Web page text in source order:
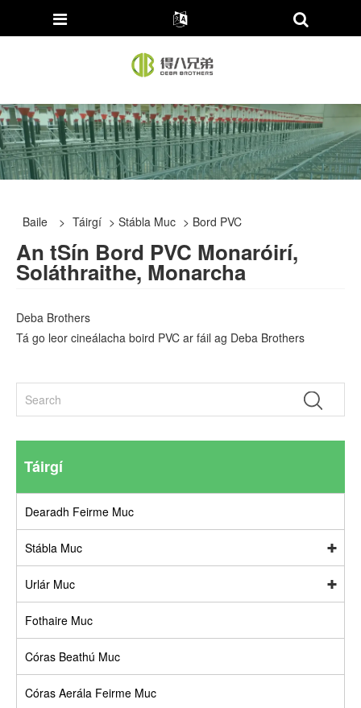
Baile > Táirgí >Stábla Muc > Bord PVC
An tSín Bord PVC Monaróirí,
Soláthraithe, Monarcha
Deba Brothers
Tá go leor cineálacha boird PVC ar fáil ag Deba Brothers
Táirgí
Dearadh Feirme Muc
Stábla Muc
Urlár Muc
Fothaire Muc
Córas Beathú Muc
Córas Aerála Feirme Muc